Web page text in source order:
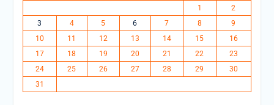
1
2
3
4 5 6 7 8
9
10
11 12 13 14 15
16
17
18 19 20 21 22
23
24
25 26 27 28 29
30
31